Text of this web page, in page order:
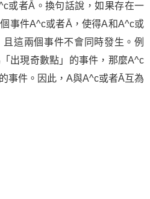
或者Ā。換句話說，如果存在一
事件A^c或者Ā，使得A和A^c或
這兩個事件不會同時發生。例
出現奇數點」的事件，那麼A^c
事件。因此，A與A^c或者Ā互為